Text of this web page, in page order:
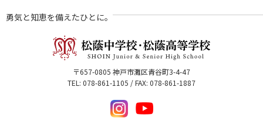
勇気と知恵を備えたひとに。
〒657-0805 神戸市灘区青谷町3-4-47
TEL: 078-861-1105 / FAX: 078-861-1887